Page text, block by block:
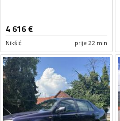
4 616 €
Nikšić prije 22 min